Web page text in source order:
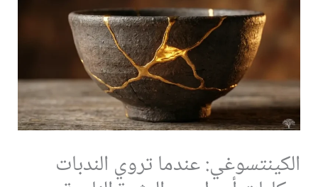
الكينتسوغي: عندما تروي الندبات